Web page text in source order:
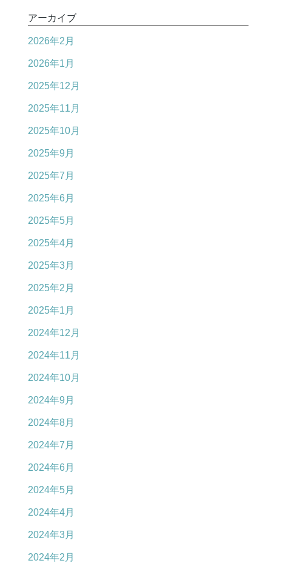
アーカイブ
2026年2月
2026年1月
2025年12月
2025年11月
2025年10月
2025年9月
2025年7月
2025年6月
2025年5月
2025年4月
2025年3月
2025年2月
2025年1月
2024年12月
2024年11月
2024年10月
2024年9月
2024年8月
2024年7月
2024年6月
2024年5月
2024年4月
2024年3月
2024年2月